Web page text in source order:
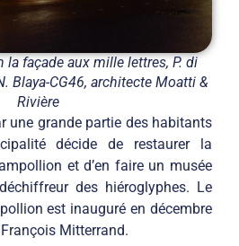
façade aux mille lettres, P. di
Blaya-CG46, architecte Moatti &
Rivière
une grande partie des habitants
décide de restaurer la
et d’en faire un musée
des hiéroglyphes. Le
est inauguré en décembre
Mitterrand.